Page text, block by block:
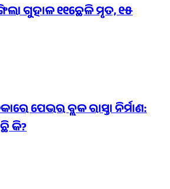
ଗୁହାଳ ୧୧ଛେଳି ମୃତ, ୧୫
ପେଭର ବ୍ଲକ ରାସ୍ତା ନିର୍ମାଣ:
କି?